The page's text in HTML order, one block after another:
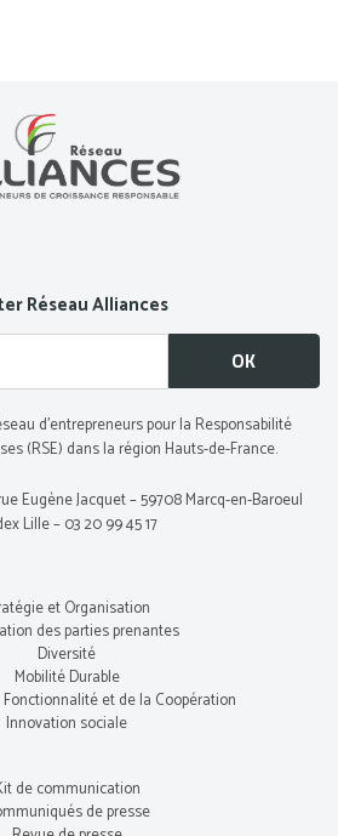
Réseau Alliances
d’entrepreneurs pour la Responsabilité
(RSE) dans la région Hauts-de-France.
Eugène Jacquet – 59708 Marcq-en-Baroeul
Lille – 03 20 99 45 17
et Organisation
des parties prenantes
Diversité
Mobilité Durable
et de la Coopération
Innovation sociale
de communication
de presse